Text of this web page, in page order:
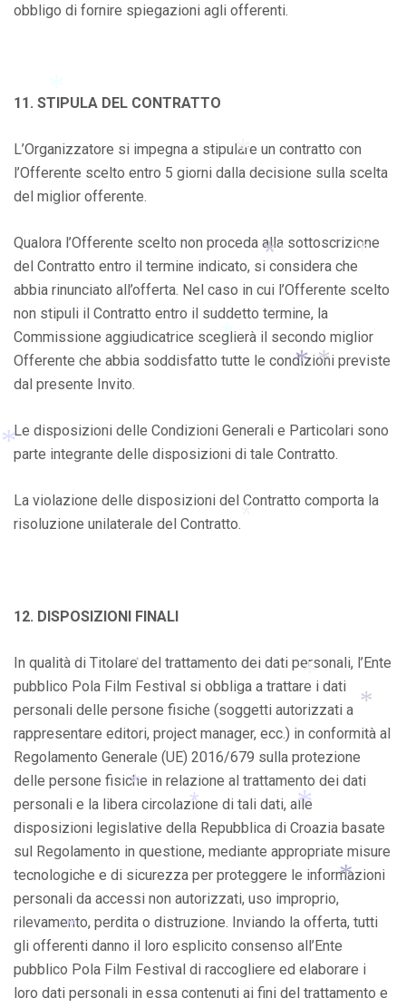
obbligo di fornire spiegazioni agli offerenti.
11. STIPULA DEL CONTRATTO
L’Organizzatore si impegna a stipulare un contratto con
l’Offerente scelto entro 5 giorni dalla decisione sulla scelta
del miglior offerente.
Qualora l’Offerente scelto non proceda alla sottoscrizione
del Contratto entro il termine indicato, si considera che
abbia rinunciato all’offerta. Nel caso in cui l’Offerente scelto
non stipuli il Contratto entro il suddetto termine, la
Commissione aggiudicatrice sceglierà il secondo miglior
Offerente che abbia soddisfatto tutte le condizioni previste
dal presente Invito.
Le disposizioni delle Condizioni Generali e Particolari sono
parte integrante delle disposizioni di tale Contratto.
La violazione delle disposizioni del Contratto comporta la
risoluzione unilaterale del Contratto.
12. DISPOSIZIONI FINALI
In qualità di Titolare del trattamento dei dati personali, l’Ente
pubblico Pola Film Festival si obbliga a trattare i dati
personali delle persone fisiche (soggetti autorizzati a
rappresentare editori, project manager, ecc.) in conformità al
Regolamento Generale (UE) 2016/679 sulla protezione
delle persone fisiche in relazione al trattamento dei dati
personali e la libera circolazione di tali dati, alle
disposizioni legislative della Repubblica di Croazia basate
sul Regolamento in questione, mediante appropriate misure
tecnologiche e di sicurezza per proteggere le informazioni
personali da accessi non autorizzati, uso improprio,
rilevamento, perdita o distruzione. Inviando la offerta, tutti
gli offerenti danno il loro esplicito consenso all’Ente
pubblico Pola Film Festival di raccogliere ed elaborare i
loro dati personali in essa contenuti ai fini del trattamento e
*
*
*
*
*
*
*
*
*
*
*
*
*